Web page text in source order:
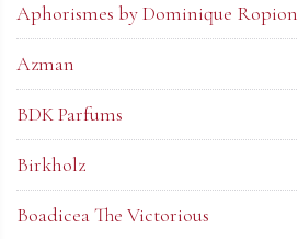
Aphorismes by Dominique Ropion
Azman
BDK Parfums
Birkholz
Boadicea The Victorious